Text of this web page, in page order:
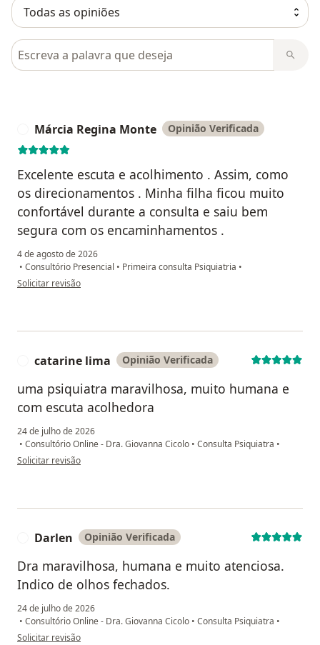
Pesquisar em opiniões
Márcia Regina Monte Opinião Verificada
Excelente escuta e acolhimento . Assim, como
os direcionamentos . Minha filha ficou muito
confortável durante a consulta e saiu bem
segura com os encaminhamentos .
4 de agosto de 2026
• Consultório Presencial • Primeira consulta Psiquiatria •
na opinião do utilizador Márcia Regina Monte
Solicitar revisão
catarine lima Opinião Verificada
uma psiquiatra maravilhosa, muito humana e
com escuta acolhedora
24 de julho de 2026
• Consultório Online - Dra. Giovanna Cicolo • Consulta Psiquiatra •
na opinião do utilizador catarine lima
Solicitar revisão
Darlen Opinião Verificada
Dra maravilhosa, humana e muito atenciosa.
Indico de olhos fechados.
24 de julho de 2026
• Consultório Online - Dra. Giovanna Cicolo • Consulta Psiquiatra •
na opinião do utilizador Darlen
Solicitar revisão